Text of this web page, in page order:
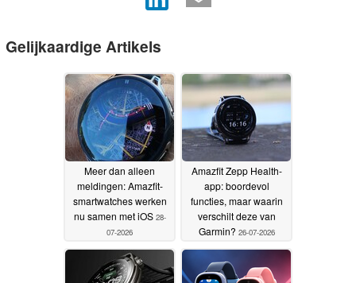
Gelijkaardige Artikels
Meer dan alleen
meldingen: Amazfit-
smartwatches werken
nu samen met iOS 28-
07-2026
Amazfit Zepp Health-
app: boordevol
functies, maar waarin
verschilt deze van
Garmin? 26-07-2026